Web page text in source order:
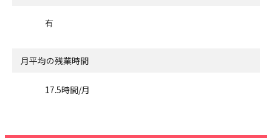
有
月平均の残業時間
17.5時間/月